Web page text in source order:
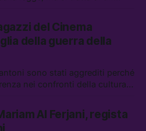
con Elena Brunello, di Dueotto
Climate Limbo, che sarà
del Cinema
della guerra della
sono stati aggrediti perché
nei confronti della cultura
Al Ferjani, regista